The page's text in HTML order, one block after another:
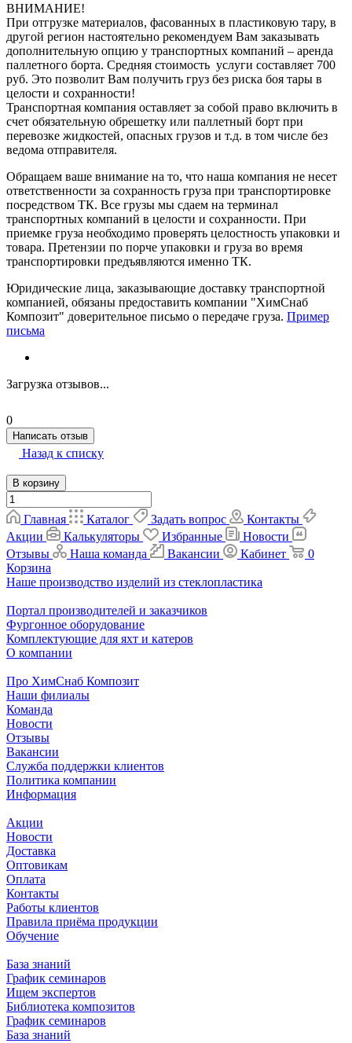
ВНИМАНИЕ!
При отгрузке материалов, фасованных в пластиковую тару, в
другой регион настоятельно рекомендуем Вам заказывать
дополнительную опцию у транспортных компаний – аренда
паллетного борта. Средняя стоимость услуги составляет 700
руб. Это позволит Вам получить груз без риска боя тары в
целости и сохранности!
Транспортная компания оставляет за собой право включить в
счет обязательную обрешетку или паллетный борт при
перевозке жидкостей, опасных грузов и т.д. в том числе без
ведома отправителя.
Обращаем ваше внимание на то, что наша компания не несет
ответственности за сохранность груза при транспортировке
посредством ТК. Все грузы мы сдаем на терминал
транспортных компаний в целости и сохранности. При
приемке груза необходимо проверять целостность упаковки и
товара. Претензии по порче упаковки и груза во время
транспортировки предъявляются именно ТК.
Юридические лица, заказывающие доставку транспортной
компанией, обязаны предоставить компании "ХимСнаб
Композит" доверительное письмо о передаче груза. Пример
письма
Загрузка отзывов...
0
Написать отзыв
Назад к списку
В корзину
Главная Каталог Задать вопрос
Контакты
Акции
Калькуляторы Избранные
Новости
Отзывы
Наша команда Вакансии Кабинет
0
Корзина
Наше производство изделий из стеклопластика
Портал производителей и заказчиков
Фургонное оборудование
Комплектующие для яхт и катеров
О компании
Про ХимСнаб Композит
Наши филиалы
Команда
Новости
Отзывы
Вакансии
Служба поддержки клиентов
Политика компании
Информация
Акции
Новости
Доставка
Оптовикам
Оплата
Контакты
Работы клиентов
Правила приёма продукции
Обучение
База знаний
График семинаров
Ищем экспертов
Библиотека композитов
График семинаров
База знаний